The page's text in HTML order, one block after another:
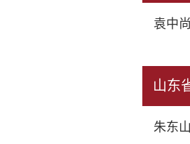
袁中
山东
朱东